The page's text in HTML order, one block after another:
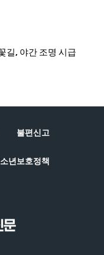
불편신고
년보호정책